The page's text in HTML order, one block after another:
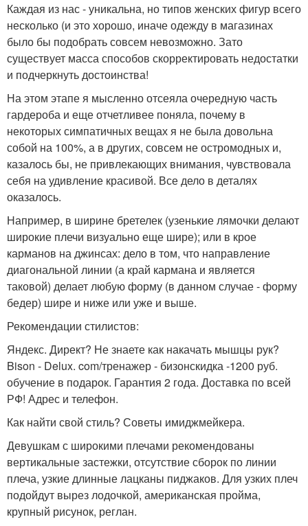
Каждая из нас - уникальна, но типов женских фигур всего
несколько (и это хорошо, иначе одежду в магазинах
было бы подобрать совсем невозможно. Зато
существует масса способов скорректировать недостатки
и подчеркнуть достоинства!
На этом этапе я мысленно отсеяла очередную часть
гардероба и еще отчетливее поняла, почему в
некоторых симпатичных вещах я не была довольна
собой на 100%, а в других, совсем не остромодных и,
казалось бы, не привлекающих внимания, чувствовала
себя на удивление красивой. Все дело в деталях
оказалось.
Например, в ширине бретелек (узенькие лямочки делают
широкие плечи визуально еще шире); или в крое
карманов на джинсах: дело в том, что направление
диагональной линии (а край кармана и является
таковой) делает любую форму (в данном случае - форму
бедер) шире и ниже или уже и выше.
Рекомендации стилистов:
Яндекс. Директ? Не знаете как накачать мышцы рук?
Bison - Delux. com/тренажер - бизонскидка -1200 руб.
обучение в подарок. Гарантия 2 года. Доставка по всей
РФ! Адрес и телефон.
Как найти свой стиль? Советы имиджмейкера.
Девушкам с широкими плечами рекомендованы
вертикальные застежки, отсутствие сборок по линии
плеча, узкие длинные лацканы пиджаков. Для узких плеч
подойдут вырез лодочкой, американская пройма,
крупный рисунок, реглан.